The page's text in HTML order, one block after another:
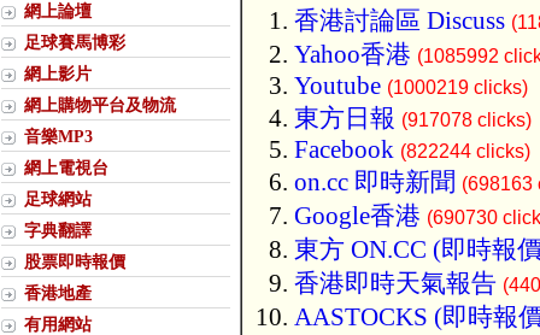
網上論壇
足球賽馬博彩
網上影片
網上購物平台及物流
音樂MP3
網上電視台
足球網站
字典翻譯
股票即時報價
香港地產
有用網站
香港討論區 Discuss
Yahoo香港 (1085992
Youtube (1000219 clicks)
東方日報 (917078 clicks)
Facebook (822244 clicks)
on.cc 即時新聞 (698163
Google香港 (690730
東方 ON.CC (即時報
香港即時天氣報告
AASTOCKS (即時報